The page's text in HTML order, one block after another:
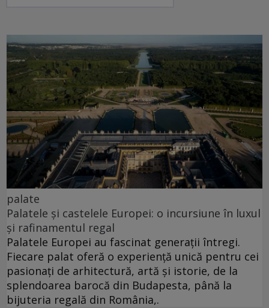
palate
Palatele și castelele Europei: o incursiune în luxul
și rafinamentul regal
Palatele Europei au fascinat generații întregi.
Fiecare palat oferă o experiență unică pentru cei
pasionați de arhitectură, artă și istorie, de la
splendoarea barocă din Budapesta, până la
bijuteria regală din România,.